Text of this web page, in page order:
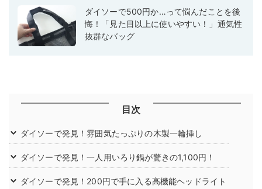
ダイソーで500円か…って悩んだことを後
悔！「見た目以上に使いやすい！」通気性
抜群なバッグ
目次
ダイソーで発見！雰囲気たっぷりの木製一輪挿し
ダイソーで発見！一人用いろり鍋が驚きの1,100円！
ダイソーで発見！200円で手に入る高機能ヘッドライト